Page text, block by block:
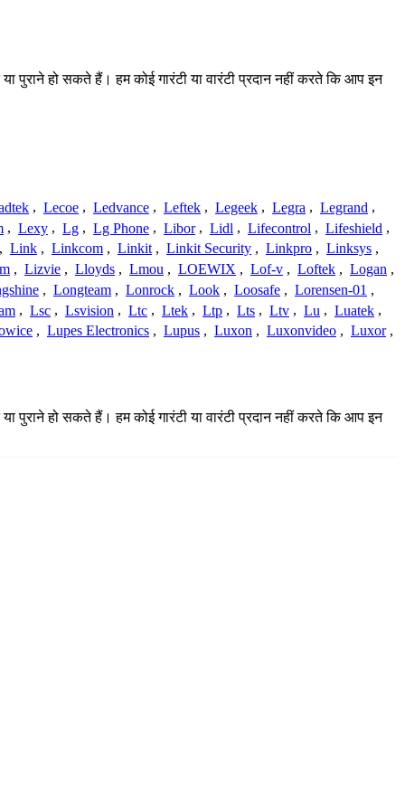
पुराने हो सकते हैं। हम कोई गारंटी या वारंटी प्रदान नहीं करते कि आप इन
, Lecoe , Ledvance , Leftek , Legeek , Legra , Legrand ,
, Lexy , Lg , Lg Phone , Libor , Lidl , Lifecontrol , Lifeshield ,
, Link , Linkcom , Linkit , Linkit Security , Linkpro , Linksys ,
, Lizvie , Lloyds , Lmou , LOEWIX , Lof-v , Loftek , Logan ,
, Longteam , Lonrock , Look , Loosafe , Lorensen-01 ,
, Lsc , Lsvision , Ltc , Ltek , Ltp , Lts , Ltv , Lu , Luatek ,
, Lupes Electronics , Lupus , Luxon , Luxonvideo , Luxor ,
पुराने हो सकते हैं। हम कोई गारंटी या वारंटी प्रदान नहीं करते कि आप इन